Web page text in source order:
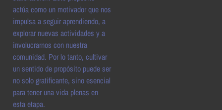
actúa como un motivador que nos
impulsa a seguir aprendiendo, a
explorar nuevas actividades y a
involucrarnos con nuestra
comunidad. Por lo tanto, cultivar
un sentido de propósito puede ser
no solo gratificante, sino esencial
para tener una vida plenas en
esta etapa.